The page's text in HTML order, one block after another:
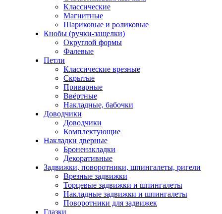
Классические
Магнитные
Шариковые и роликовые
Кнобы (ручки-защелки)
Округлой формы
Фалевые
Петли
Классические врезные
Скрытые
Приварные
Ввёртные
Накладные, бабочки
Доводчики
Доводчики
Комплектующие
Накладки дверные
Броненакладки
Декоративные
Задвижки, поворотники, шпингалеты, ригели
Врезные задвижки
Торцевые задвижки и шпингалеты
Накладные задвижки и шпингалеты
Поворотники для задвижек
Глазки